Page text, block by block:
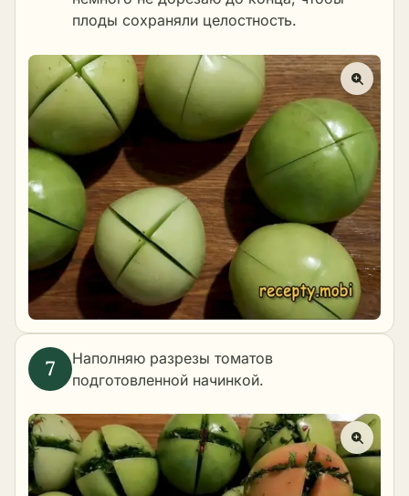
плоды сохраняли целостность.
Наполняю разрезы томатов
подготовленной начинкой.